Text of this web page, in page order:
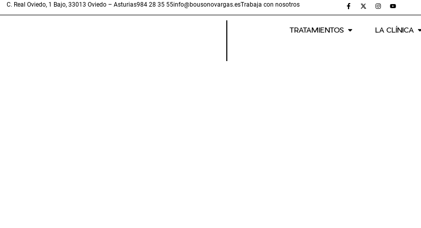
C. Real Oviedo, 1 Bajo, 33013 Oviedo – Asturias984 28 35 55info@bousonovargas.esTrabaja con nosotros
TRATAMIENTOS LA CLÍNICA